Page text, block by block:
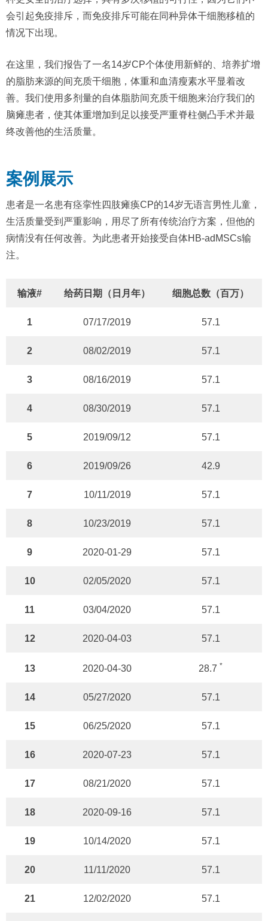
会引起免疫排斥，而免疫排斥可能在同种异体干细胞移植的
情况下出现。
在这里，我们报告了一名14岁CP个体使用新鲜的、培养扩增
的脂肪来源的间充质干细胞，体重和血清瘦素水平显着改
善。我们使用多剂量的自体脂肪间充质干细胞来治疗我们的
脑瘫患者，使其体重增加到足以接受严重脊柱侧凸手术并最
终改善他的生活质量。
案例展示
患者是一名患有痉挛性四肢瘫痪CP的14岁无语言男性儿童，
生活质量受到严重影响，用尽了所有传统治疗方案，但他的
病情没有任何改善。为此患者开始接受自体HB-adMSCs输
注。
输液# 给药日期 （日月年） 细胞总数 （百万）
1 07/17/2019 57.1
2 08/02/2019 57.1
3 08/16/2019 57.1
4 08/30/2019 57.1
5 2019/09/12 57.1
6 2019/09/26 42.9
7 10/11/2019 57.1
8 10/23/2019 57.1
9 2020-01-29 57.1
10 02/05/2020 57.1
11 03/04/2020 57.1
12 2020-04-03 57.1
13 2020-04-30 28.7 *
14 05/27/2020 57.1
15 06/25/2020 57.1
16 2020-07-23 57.1
17 08/21/2020 57.1
18 2020-09-16 57.1
19 10/14/2020 57.1
20 11/11/2020 57.1
21 12/02/2020 57.1